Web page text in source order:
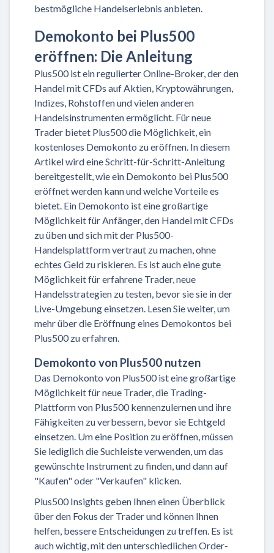
bestmögliche Handelserlebnis anbieten.
Demokonto bei Plus500
eröffnen: Die Anleitung
Plus500 ist ein regulierter Online-Broker, der den
Handel mit CFDs auf Aktien, Kryptowährungen,
Indizes, Rohstoffen und vielen anderen
Handelsinstrumenten ermöglicht. Für neue
Trader bietet Plus500 die Möglichkeit, ein
kostenloses Demokonto zu eröffnen. In diesem
Artikel wird eine Schritt-für-Schritt-Anleitung
bereitgestellt, wie ein Demokonto bei Plus500
eröffnet werden kann und welche Vorteile es
bietet. Ein Demokonto ist eine großartige
Möglichkeit für Anfänger, den Handel mit CFDs
zu üben und sich mit der Plus500-
Handelsplattform vertraut zu machen, ohne
echtes Geld zu riskieren. Es ist auch eine gute
Möglichkeit für erfahrene Trader, neue
Handelsstrategien zu testen, bevor sie sie in der
Live-Umgebung einsetzen. Lesen Sie weiter, um
mehr über die Eröffnung eines Demokontos bei
Plus500 zu erfahren.
Demokonto von Plus500 nutzen
Das Demokonto von Plus500 ist eine großartige
Möglichkeit für neue Trader, die Trading-
Plattform von Plus500 kennenzulernen und ihre
Fähigkeiten zu verbessern, bevor sie Echtgeld
einsetzen. Um eine Position zu eröffnen, müssen
Sie lediglich die Suchleiste verwenden, um das
gewünschte Instrument zu finden, und dann auf
"Kaufen" oder "Verkaufen" klicken.
Plus500 Insights geben Ihnen einen Überblick
über den Fokus der Trader und können Ihnen
helfen, bessere Entscheidungen zu treffen. Es ist
auch wichtig, mit den unterschiedlichen Order-